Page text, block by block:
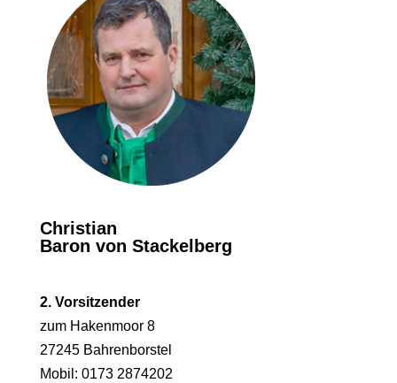
Christian
Baron von Stackelberg
2. Vorsitzender
zum Hakenmoor 8
27245 Bahrenborstel
Mobil: 0173 2874202